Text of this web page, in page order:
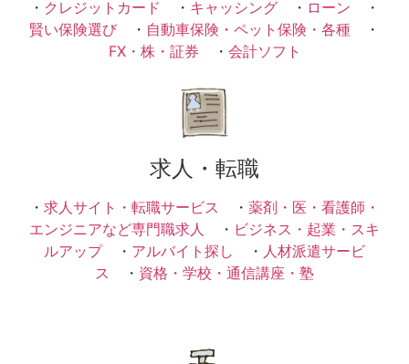
・ クレジットカード ・ キャッシング ・ ローン ・
賢い保険選び ・ 自動車保険・ペット保険・各種 ・
FX・株・証券 ・ 会計ソフト
求人・転職
・ 求人サイト・転職サービス ・ 薬剤・医・看護師・
エンジニアなど専門職求人
・ ビジネス・起業・スキ
ルアップ・ アルバイト探し ・ 人材派遣サービ
ス ・ 資格・学校・通信講座・塾